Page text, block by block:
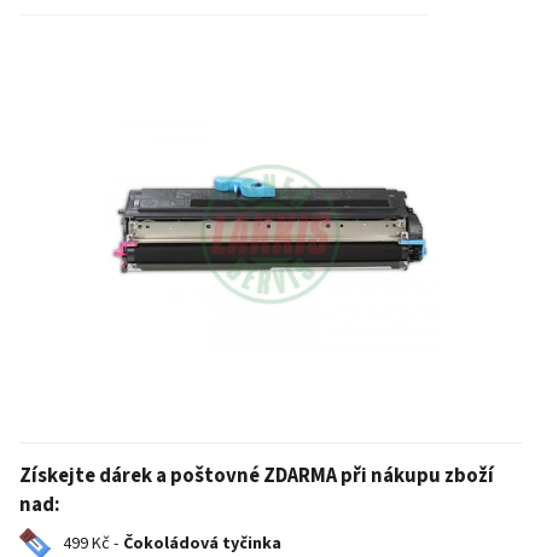
Získejte dárek a poštovné ZDARMA při nákupu zboží
nad:
499 Kč - Čokoládová tyčinka